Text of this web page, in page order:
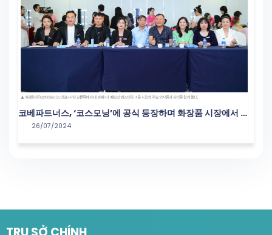
코베파트너스, ‘코스모닝’에 공식 등장하며 화장품 시장에서 새
로운 도약
26/07/2024